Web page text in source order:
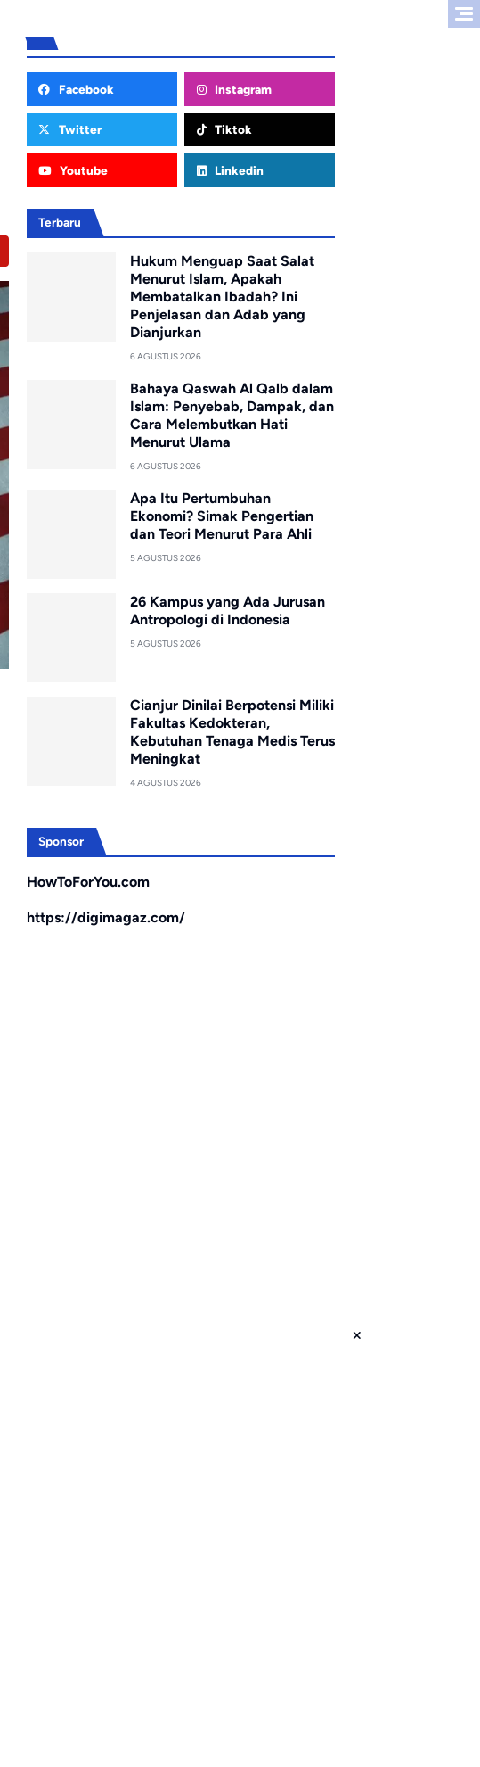
Facebook Instagram
Twitter Tiktok
Youtube Linkedin
Terbaru
Hukum Menguap Saat Salat
Menurut Islam, Apakah
Membatalkan Ibadah? Ini
Penjelasan dan Adab yang
Dianjurkan
6 AGUSTUS 2026
Bahaya Qaswah Al Qalb dalam
Islam: Penyebab, Dampak, dan
Cara Melembutkan Hati
Menurut Ulama
6 AGUSTUS 2026
Apa Itu Pertumbuhan
Ekonomi? Simak Pengertian
dan Teori Menurut Para Ahli
5 AGUSTUS 2026
26 Kampus yang Ada Jurusan
Antropologi di Indonesia
5 AGUSTUS 2026
Cianjur Dinilai Berpotensi Miliki
Fakultas Kedokteran,
Kebutuhan Tenaga Medis Terus
Meningkat
4 AGUSTUS 2026
Sponsor
HowToForYou.com
https://digimagaz.com/